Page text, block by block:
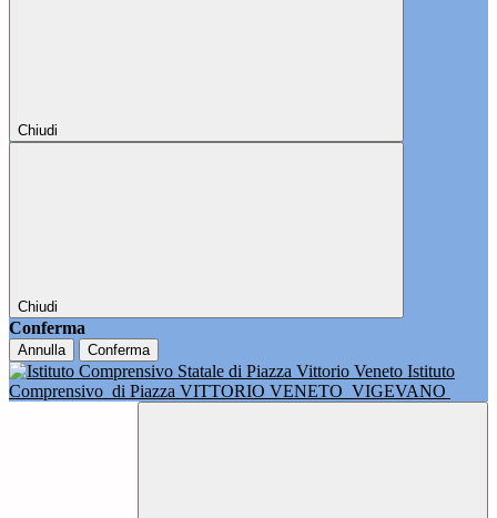
Chiudi
Chiudi
Conferma
Annulla Conferma
Istituto
Comprensivo di Piazza VITTORIO VENETO VIGEVANO